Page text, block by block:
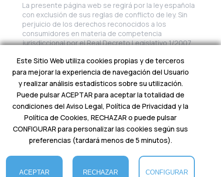
La presente página web se regirá por la ley española
con exclusión de sus reglas de conflicto de ley. Sin
perjuicio de los derechos reconocidos a los
consumidores en materia de competencia
jurisdiccional por el Real Decreto Legislativo 1/2007,
pudiera derivarse de la utilización de la Web o de los
servicios vinculados a la misma se someterá a la
jurisdicción y competencia de los Juzgados y
esta Web, renunciando expresamente los usuarios a
su fuero propio si lo tuvieran.
Este Sitio Web utiliza cookies propias y de terceros
para mejorar la experiencia de navegación del Usuario
y realizar análisis estadísticos sobre su utilización.
Puede pulsar ACEPTAR para aceptar la totalidad de
condiciones del Aviso Legal, Política de Privacidad y la
Política de Cookies, RECHAZAR o puede pulsar
CONFIGURAR para personalizar las cookies según sus
preferencias (tardará menos de 5 minutos).
ACEPTAR RECHAZAR CONFIGURAR